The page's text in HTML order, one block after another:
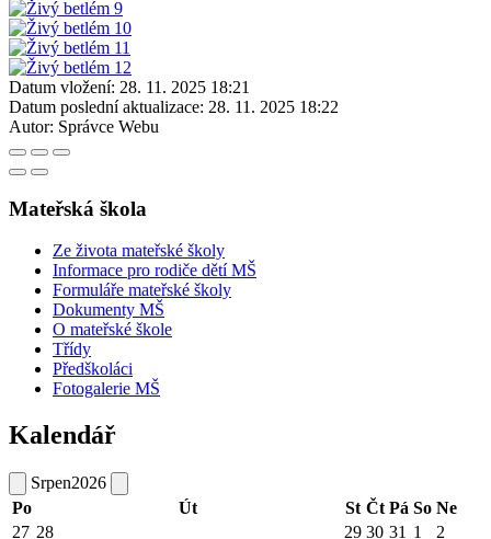
Datum vložení: 28. 11. 2025 18:21
Datum poslední aktualizace: 28. 11. 2025 18:22
Autor: Správce Webu
Mateřská škola
Ze života mateřské školy
Informace pro rodiče dětí MŠ
Formuláře mateřské školy
Dokumenty MŠ
O mateřské škole
Třídy
Předškoláci
Fotogalerie MŠ
Kalendář
Srpen2026
Po
Út St Čt Pá So Ne
27 28 29 30 31 1 2